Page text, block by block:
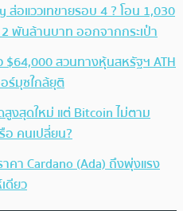
ส่อแววเทขายรอบ 4 ? โอน 1,030
2 พันล้านบาท ออกจากกระเป๋า
$64,000 สวนทางหุ้นสหรัฐฯ ATH
ร์มุซใกล้ยุติ
สูงสุดใหม่ แต่ Bitcoin ไม่ตาม
อ คนเปลี่ยน?
คา Cardano (Ada) ถึงพุ่งแรง
ดียว